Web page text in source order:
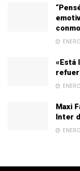
«Está
Maxi
Inter